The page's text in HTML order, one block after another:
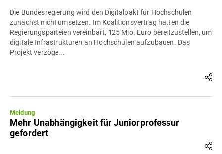
Die Bundesregierung wird den Digitalpakt für Hochschulen
zunächst nicht umsetzen. Im Koalitionsvertrag hatten die
Regierungsparteien vereinbart, 125 Mio. Euro bereitzustellen, um
digitale Infrastrukturen an Hochschulen aufzubauen. Das
Projekt verzöge...
Meldung
Mehr Unabhängigkeit für Juniorprofessur
gefordert